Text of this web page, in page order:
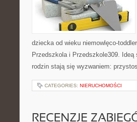
dziecka od wieku niemowlęco-
Przedszkola i Przedszkole309.
rodzin stają się wyzwaniem:
CATEGORIES: NIERUCHOMOŚCI
RECENZJE